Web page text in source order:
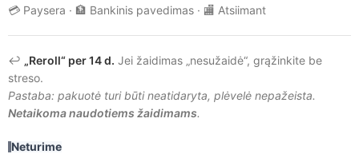
💳 Paysera · 🏦 Bankinis pavedimas · 🏬 Atsiimant
↩️ „Reroll“ per 14 d. Jei žaidimas „nesužaidė“, grąžinkite be
streso.
Pastaba: pakuotė turi būti neatidaryta, plėvelė nepažeista.
Netaikoma naudotiems žaidimams.
Neturime